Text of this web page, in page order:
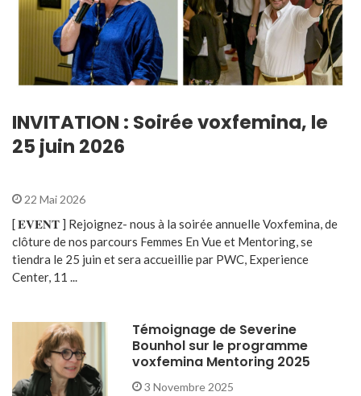
INVITATION : Soirée voxfemina, le
25 juin 2026
22 Mai 2026
[ 𝐄𝐕𝐄𝐍𝐓 ] Rejoignez- nous à la soirée annuelle Voxfemina, de
clôture de nos parcours Femmes En Vue et Mentoring, se
tiendra le 25 juin et sera accueillie par PWC, Experience
Center, 11 ...
Témoignage de Severine
Bounhol sur le programme
voxfemina Mentoring 2025
3 Novembre 2025